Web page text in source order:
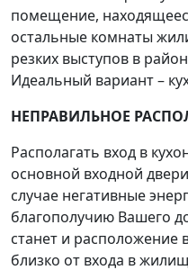
помещение,
остальные комнаты
резких выступов в
Идеальный вариант –
НЕПРАВИЛЬНОЕ
Располагать вход в
основной входной
случае негативные
благополучию Вашего
станет и расположение
близко от входа в